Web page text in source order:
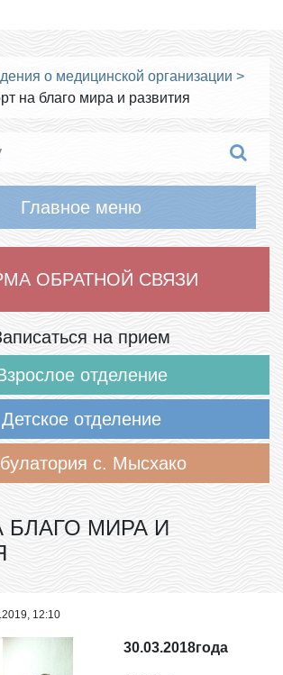
о медицинской организации >
на благо мира и развития
Главное меню
ОБРАТНОЙ СВЯЗИ
на прием
отделение
Детское отделение
с. Мысхако
БЛАГО МИРА И
12:10
30.03.2018года